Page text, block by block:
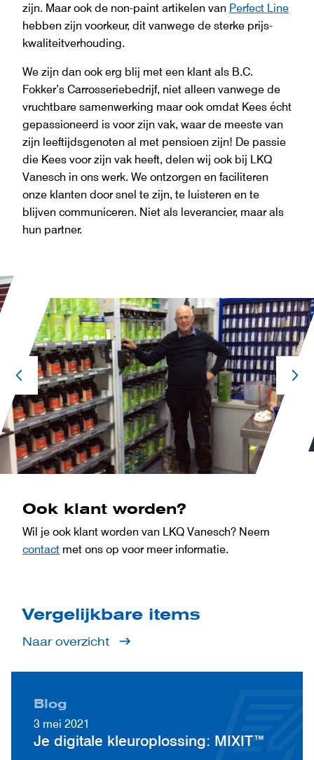
zijn. Maar ook de non-paint artikelen van Perfect Line
hebben zijn voorkeur, dit vanwege de sterke prijs-
kwaliteitverhouding.
We zijn dan ook erg blij met een klant als B.C.
Fokker’s Carrosseriebedrijf, niet alleen vanwege de
vruchtbare samenwerking maar ook omdat Kees écht
gepassioneerd is voor zijn vak, waar de meeste van
zijn leeftijdsgenoten al met pensioen zijn! De passie
die Kees voor zijn vak heeft, delen wij ook bij LKQ
Vanesch in ons werk. We ontzorgen en faciliteren
onze klanten door snel te zijn, te luisteren en te
blijven communiceren. Niet als leverancier, maar als
hun partner.
Ook klant worden?
Wil je ook klant worden van LKQ Vanesch? Neem
contact met ons op voor meer informatie.
Vergelijkbare items
Naar overzicht
Blog
3 mei 2021
Je digitale kleuroplossing: MIXIT™